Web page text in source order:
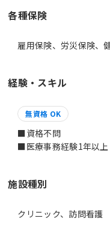
各種保険
雇用保険、労災保険、
経験・スキル
無資格 OK
■資格不問
■医療事務経験1年以上
施設種別
クリニック、訪問看護